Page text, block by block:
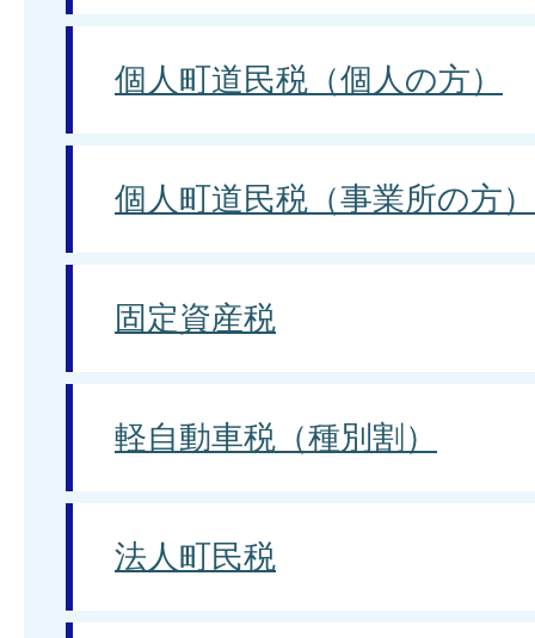
個人町道民税（個人の方）
個人町道民税（事業所の方）
固定資産税
軽自動車税（種別割）
法人町民税